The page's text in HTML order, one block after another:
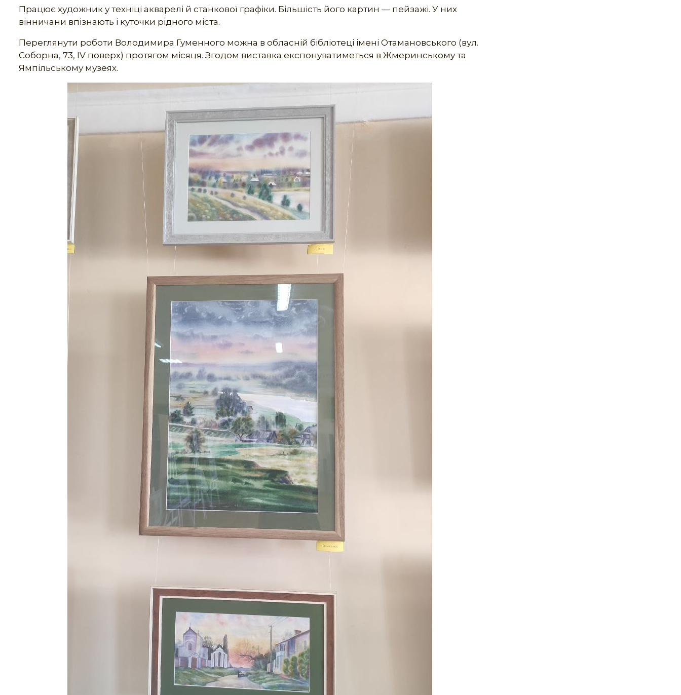
Працює художник у техніці акварелі й станкової графіки. Більшість його картин — пейзажі. У них
вінничани впізнають і куточки рідного міста.
Переглянути роботи Володимира Гуменного можна в обласній бібліотеці імені Отамановського (вул.
Соборна, 73, ІV поверх) протягом місяця. Згодом виставка експонуватиметься в Жмеринському та
Ямпільському музеях.